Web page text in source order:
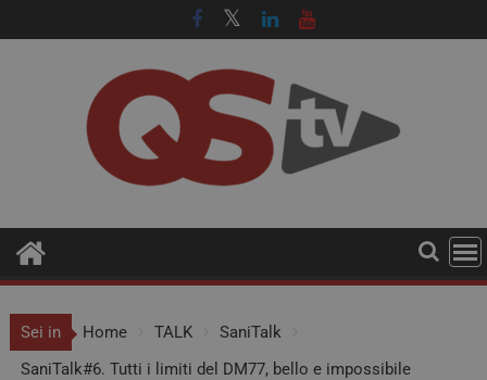
Sei in Home TALK
SaniTalk
SaniTalk#6. Tutti i limiti del DM77, bello e impossibile